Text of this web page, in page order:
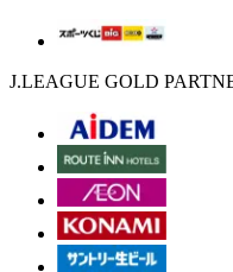
J.LEAGUE GOLD